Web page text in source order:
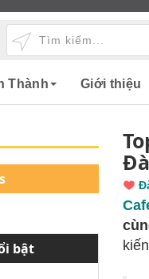
Thành Giới thiệu
bật